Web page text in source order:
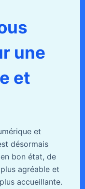
une
et
et
désormais
bon état, de
agréable et
accueillante.